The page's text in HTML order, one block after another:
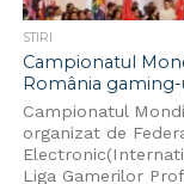
STIRI
Campionatul
România
Campionatul
organizat de
Liga Gamerilor